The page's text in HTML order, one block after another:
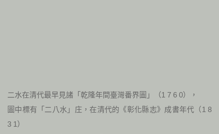
二水在清代最早見諸「乾隆年間臺灣番界圖」（1 7 6 0），
圖中標有「二八水」庄，在清代的《彰化縣志》成書年代（1 8
3 1）